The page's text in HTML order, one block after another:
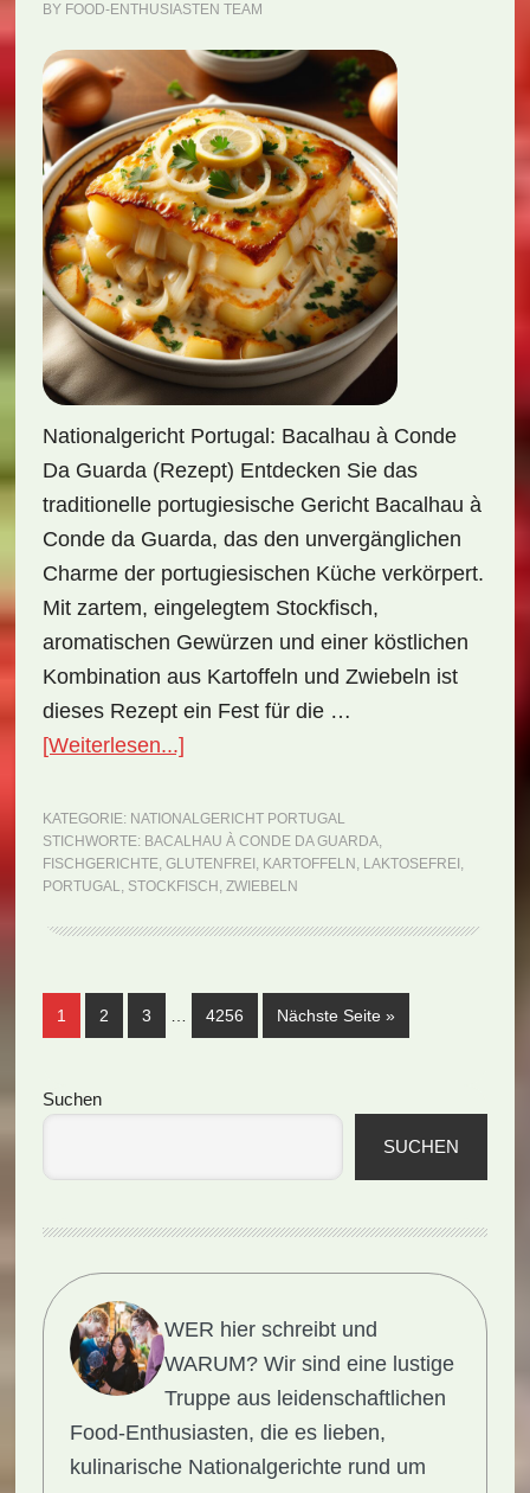
BY FOOD-ENTHUSIASTEN TEAM
Nationalgericht Portugal: Bacalhau à Conde
Da Guarda (Rezept) Entdecken Sie das
traditionelle portugiesische Gericht Bacalhau à
Conde da Guarda, das den unvergänglichen
Charme der portugiesischen Küche verkörpert.
Mit zartem, eingelegtem Stockfisch,
aromatischen Gewürzen und einer köstlichen
Kombination aus Kartoffeln und Zwiebeln ist
dieses Rezept ein Fest für die …
[Weiterlesen...]ÜberNationalgericht
Bacalhau
à
Conde
KATEGORIE: NATIONALGERICHT PORTUGAL
STICHWORTE: BACALHAU À CONDE DA GUARDA,
FISCHGERICHTE, GLUTENFREI , KARTOFFELN , LAKTOSEFREI ,
PORTUGAL, STOCKFISCH , ZWIEBELN
Seite
1 Seite
2 Seite
3 Seite
4256 Nächste Seite aufrufen
»
Seitenspalte
Suchen
SUCHEN
WER hier schreibt und
WARUM? Wir sind eine lustige
Truppe aus leidenschaftlichen
Food-Enthusiasten, die es lieben,
kulinarische Nationalgerichte rund um